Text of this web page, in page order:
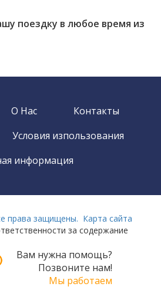
поездку в любое время из
О Нас
Контакты
Условия изпользования
информация
права защищены. Карта сайта
за содержание
Вам нужна помощь?
Позвоните нам!
Мы работаем